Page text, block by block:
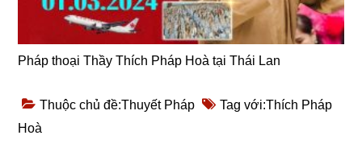
Pháp thoại Thầy Thích Pháp Hoà tại Thái Lan
Thuộc chủ đề:Thuyết Pháp Tag với:Thích Pháp
Hoà